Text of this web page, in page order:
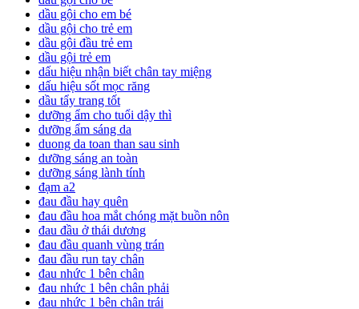
dầu gội cho em bé
dầu gội cho trẻ em
dầu gội đầu trẻ em
dầu gội trẻ em
dấu hiệu nhận biết chân tay miệng
dấu hiệu sốt mọc răng
dầu tẩy trang tốt
dưỡng ẩm cho tuổi dậy thì
dưỡng ẩm sáng da
duong da toan than sau sinh
dưỡng sáng an toàn
dưỡng sáng lành tính
đạm a2
đau đầu hay quên
đau đầu hoa mắt chóng mặt buồn nôn
đau đầu ở thái dương
đau đầu quanh vùng trán
đau đầu run tay chân
đau nhức 1 bên chân
đau nhức 1 bên chân phải
đau nhức 1 bên chân trái